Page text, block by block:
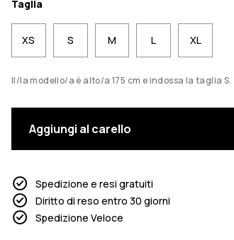
Taglia
XS S M L XL
Il/la modello/a è alto/a 175 cm e indossa la taglia S.
Aggiungi al carello
Spedizione e resi gratuiti
Diritto di reso entro 30 giorni
Spedizione Veloce